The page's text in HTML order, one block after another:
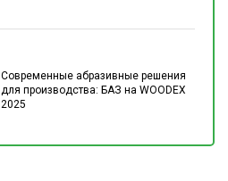
Современные абразивные решения
для производства: БАЗ на WOODEX
2025